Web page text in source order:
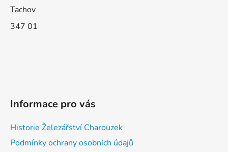
Tachov
347 01
Informace pro vás
Historie Železářství Charouzek
Podmínky ochrany osobních údajů